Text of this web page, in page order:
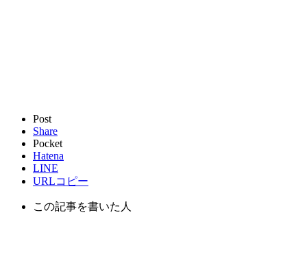
Post
Share
Pocket
Hatena
LINE
URLコピー
この記事を書いた人